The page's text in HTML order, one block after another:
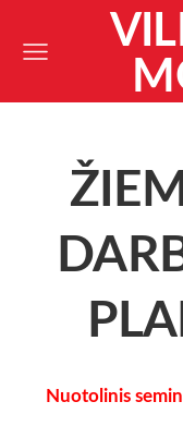
Nuotolinis